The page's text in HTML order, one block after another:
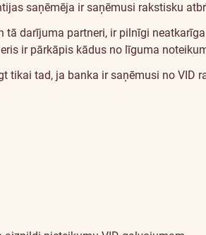
saņēmēja ir saņēmusi rakstisku
darījuma partneri, ir pilnīgi
ir pārkāpis kādus no līguma
tikai tad, ja banka ir saņēmusi no